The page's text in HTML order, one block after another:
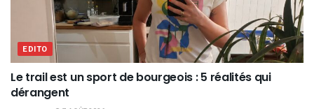
EDITO
Le trail est un sport de bourgeois : 5 réalités qui
dérangent